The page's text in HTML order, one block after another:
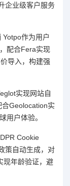
企业级客户服务
作为用户
配合Fera实现
导入，构建强
实现网站自
Geolocation实
用户体验。
Cookie
策自动生成，对
现年龄验证，避